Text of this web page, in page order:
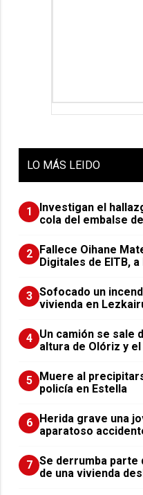
LO MÁS LEIDO
1
Investigan el
cola del embalse
2 Fallece Oihane
Digitales de EITB,
3 Sofocado un
vivienda en
4 Un camión se sale
altura de Olóriz y
5 Muere al
policía en Estella
6 Herida grave una
aparatoso
7 Se derrumba
de una vivienda